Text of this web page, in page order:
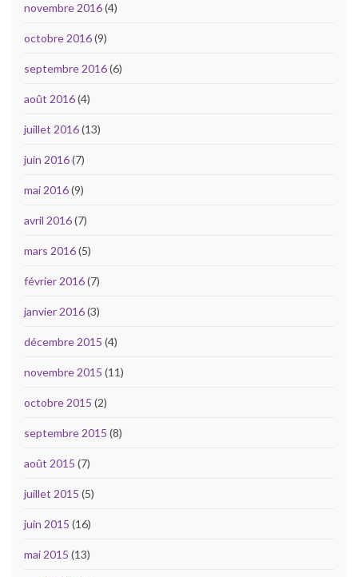
novembre 2016(4)
octobre 2016(9)
septembre 2016(6)
août 2016(4)
juillet 2016(13)
juin 2016(7)
mai 2016(9)
avril 2016(7)
mars 2016(5)
février 2016(7)
janvier 2016(3)
décembre 2015 (4)
novembre 2015 (11)
octobre 2015 (2)
septembre 2015 (8)
août 2015 (7)
juillet 2015 (5)
juin 2015 (16)
mai 2015 (13)